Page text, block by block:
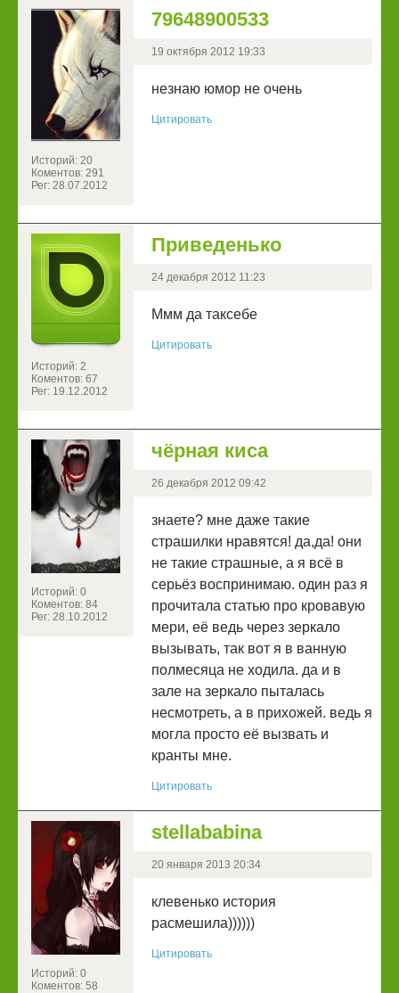
Историй: 20
Коментов: 291
Рег: 28.07.2012
79648900533
19 октября 2012 19:33
незнаю юмор не очень
Цитировать
Историй: 2
Коментов: 67
Рег: 19.12.2012
Приведенько
24 декабря 2012 11:23
Ммм да таксебе
Цитировать
Историй: 0
Коментов: 84
Рег: 28.10.2012
чёрная киса
26 декабря 2012 09:42
знаете? мне даже такие
страшилки нравятся! да,да! они
не такие страшные, а я всё в
серьёз воспринимаю. один раз я
прочитала статью про кровавую
мери, её ведь через зеркало
вызывать, так вот я в ванную
полмесяца не ходила. да и в
зале на зеркало пыталась
несмотреть, а в прихожей. ведь я
могла просто её вызвать и
кранты мне.
Цитировать
Историй: 0
Коментов: 58
stellababina
20 января 2013 20:34
клевенько история
расмешила))))))
Цитировать